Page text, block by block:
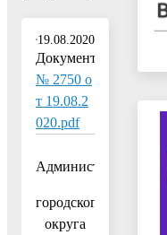
19.08.2020
Документ:
№ 2750 о
т 19.08.2
020.pdf
Администрация
городского
округа